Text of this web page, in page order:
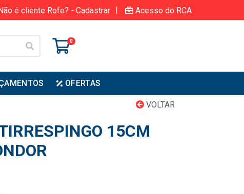
é cliente Rofe? - Cadastrar | Acesso do RCA
0
OFERTAS
VOLTAR
15CM